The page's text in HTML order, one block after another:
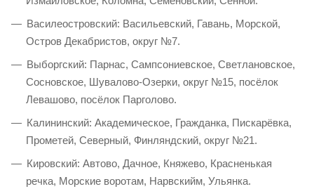
Василеостровский: Васильевский, Гавань, Морской,
Остров Декабристов, округ №7.
Выборгский: Парнас, Сампсониевское, Светлановское,
Сосновское, Шувалово-Озерки, округ №15, посёлок
Левашово, посёлок Парголово.
Калининский: Академическое, Гражданка, Пискарёвка,
Прометей, Северный, Финляндский, округ №21.
Кировский: Автово, Дачное, Княжево, Красненькая
речка, Морские воротам, Нарвскийм, Ульянка.